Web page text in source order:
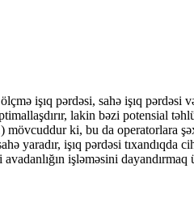
işıq pərdəsi, sahə işıq pərdəsi
lakin bəzi potensial
ki, bu da operatorlara
yaradır, işıq pərdəsi tıxandıqda
işləməsini dayandırmaq